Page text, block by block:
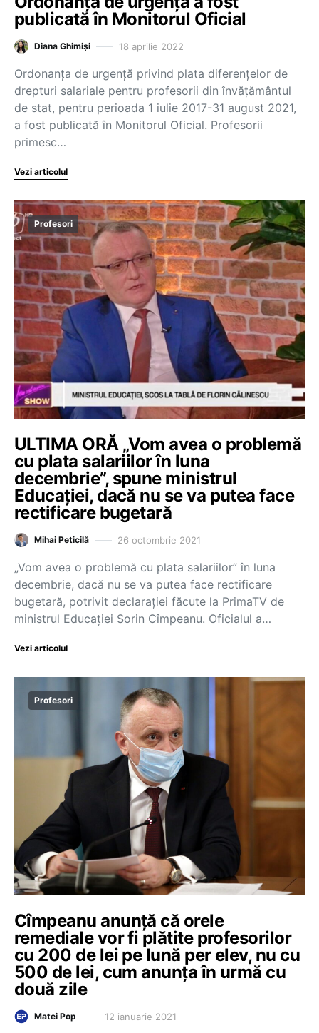
publicată în Monitorul Oficial
Diana Ghimiși 18 aprilie 2022
Ordonanța de urgență privind plata diferențelor de
drepturi salariale pentru profesorii din învățământul
de stat, pentru perioada 1 iulie 2017-31 august 2021,
a fost publicată în Monitorul Oficial. Profesorii
primesc…
Vezi articolul
Profesori
ULTIMA ORĂ „Vom avea o problemă
cu plata salariilor în luna
decembrie”, spune ministrul
Educației, dacă nu se va putea face
rectificare bugetară
Mihai Peticilă 26 octombrie 2021
„Vom avea o problemă cu plata salariilor” în luna
decembrie, dacă nu se va putea face rectificare
bugetară, potrivit declarației făcute la PrimaTV de
ministrul Educației Sorin Cîmpeanu. Oficialul a…
Vezi articolul
Profesori
Cîmpeanu anunță că orele
remediale vor fi plătite profesorilor
cu 200 de lei pe lună per elev, nu cu
500 de lei, cum anunța în urmă cu
două zile
Matei Pop 12 ianuarie 2021